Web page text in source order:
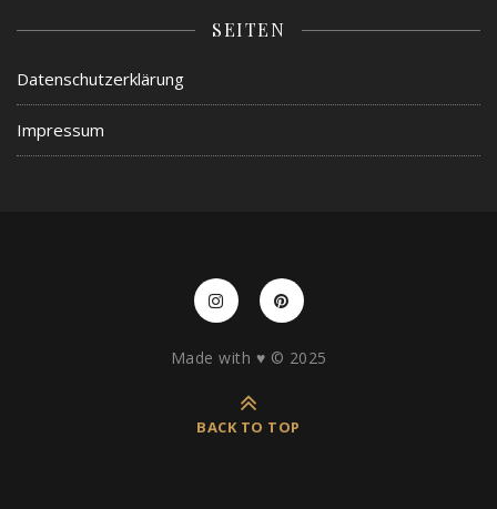
SEITEN
Datenschutzerklärung
Impressum
Made with ♥️ © 2025
BACK TO TOP